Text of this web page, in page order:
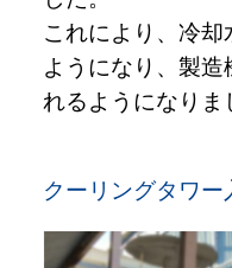
これにより、冷
ようになり、製造
れるようになりま
クーリングタワー